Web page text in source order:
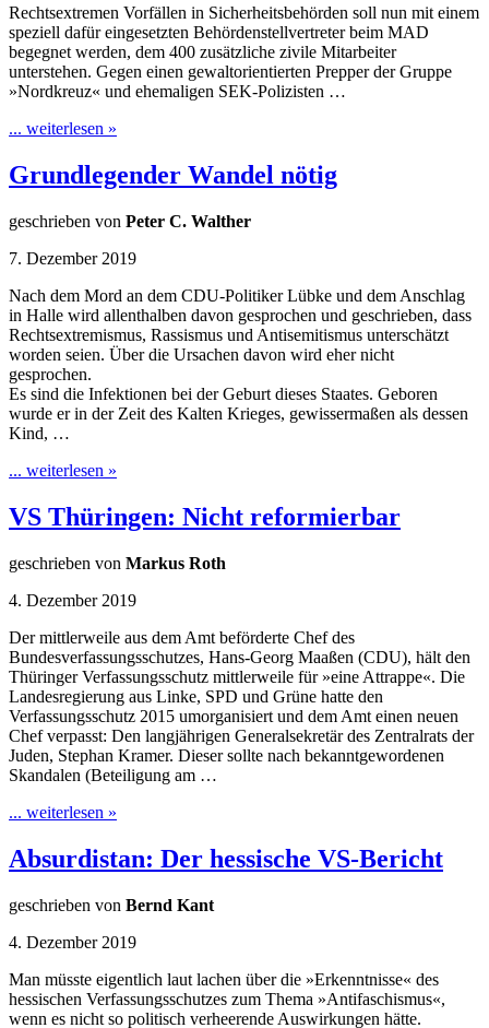
Rechtsextremen Vorfällen in Sicherheitsbehörden soll nun mit einem
speziell dafür eingesetzten Behördenstellvertreter beim MAD
begegnet werden, dem 400 zusätzliche zivile Mitarbeiter
unterstehen. Gegen einen gewaltorientierten Prepper der Gruppe
»Nordkreuz« und ehemaligen SEK-Polizisten …
... weiterlesen »
Grundlegender Wandel nötig
geschrieben von Peter C. Walther
7. Dezember 2019
Nach dem Mord an dem CDU-Politiker Lübke und dem Anschlag
in Halle wird allenthalben davon gesprochen und geschrieben, dass
Rechtsextremismus, Rassismus und Antisemitismus unterschätzt
worden seien. Über die Ursachen davon wird eher nicht
gesprochen.
Es sind die Infektionen bei der Geburt dieses Staates. Geboren
wurde er in der Zeit des Kalten Krieges, gewissermaßen als dessen
Kind, …
... weiterlesen »
VS Thüringen: Nicht reformierbar
geschrieben von Markus Roth
4. Dezember 2019
Der mittlerweile aus dem Amt beförderte Chef des
Bundesverfassungsschutzes, Hans-Georg Maaßen (CDU), hält den
Thüringer Verfassungsschutz mittlerweile für »eine Attrappe«. Die
Landesregierung aus Linke, SPD und Grüne hatte den
Verfassungsschutz 2015 umorganisiert und dem Amt einen neuen
Chef verpasst: Den langjährigen Generalsekretär des Zentralrats der
Juden, Stephan Kramer. Dieser sollte nach bekanntgewordenen
Skandalen (Beteiligung am …
... weiterlesen »
Absurdistan: Der hessische VS-Bericht
geschrieben von Bernd Kant
4. Dezember 2019
Man müsste eigentlich laut lachen über die »Erkenntnisse« des
hessischen Verfassungsschutzes zum Thema »Antifaschismus«,
wenn es nicht so politisch verheerende Auswirkungen hätte.